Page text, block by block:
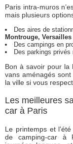
Paris intra-muros
mais plusieurs
Des aires de
Montrouge, Versailles
Des campings en
Des parkings
Bon à savoir pour la
vans aménagés
la ville si vous
Les meilleures
car à Paris
Le printemps et
de camping-car à